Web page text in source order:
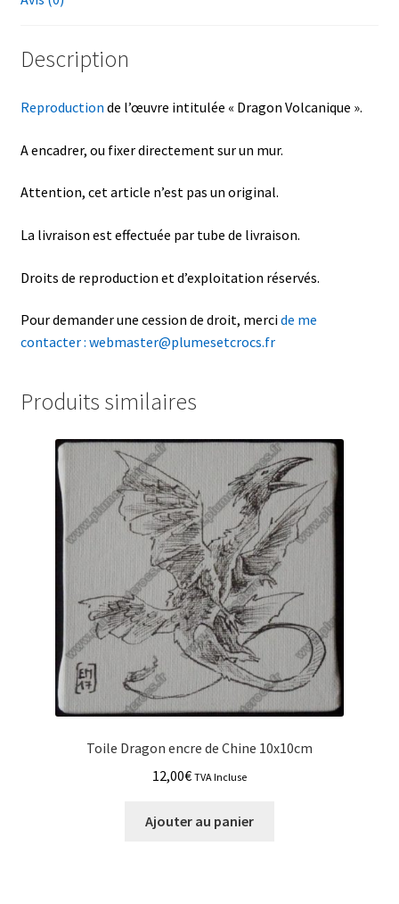
Description
Reproduction de l’œuvre intitulée « Dragon Volcanique ».
A encadrer, ou fixer directement sur un mur.
Attention, cet article n’est pas un original.
La livraison est effectuée par tube de livraison.
Droits de reproduction et d’exploitation réservés.
Pour demander une cession de droit, mercide me
contacter : webmaster@plumesetcrocs.fr
Produits similaires
Toile Dragon encre de Chine 10x10cm
12,00€ TVA Incluse
Ajouter au panier